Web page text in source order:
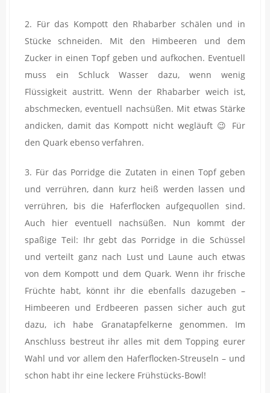
2. Für das Kompott den Rhabarber schälen und in
Stücke schneiden. Mit den Himbeeren und dem
Zucker in einen Topf geben und aufkochen. Eventuell
muss ein Schluck Wasser dazu, wenn wenig
Flüssigkeit austritt. Wenn der Rhabarber weich ist,
abschmecken, eventuell nachsüßen. Mit etwas Stärke
andicken, damit das Kompott nicht wegläuft 😉 Für
den Quark ebenso verfahren.
3. Für das Porridge die Zutaten in einen Topf geben
und verrühren, dann kurz heiß werden lassen und
verrühren, bis die Haferflocken aufgequollen sind.
Auch hier eventuell nachsüßen. Nun kommt der
spaßige Teil: Ihr gebt das Porridge in die Schüssel
und verteilt ganz nach Lust und Laune auch etwas
von dem Kompott und dem Quark. Wenn ihr frische
Früchte habt, könnt ihr die ebenfalls dazugeben –
Himbeeren und Erdbeeren passen sicher auch gut
dazu, ich habe Granatapfelkerne genommen. Im
Anschluss bestreut ihr alles mit dem Topping eurer
Wahl und vor allem den Haferflocken-Streuseln – und
schon habt ihr eine leckere Frühstücks-Bowl!